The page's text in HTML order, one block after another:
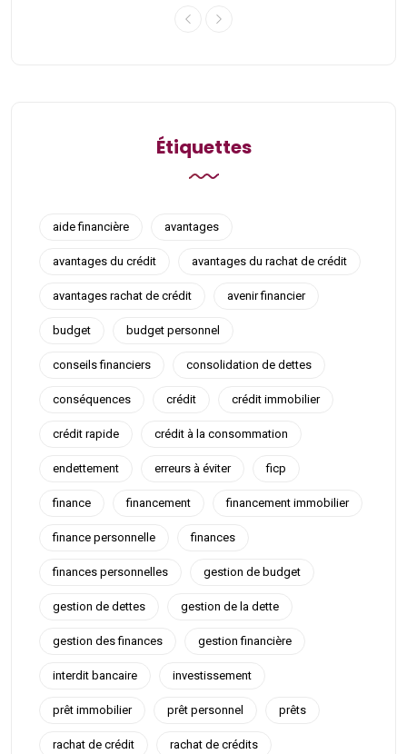
Étiquettes
aide financière avantages
avantages du crédit avantages du rachat de crédit
avantages rachat de crédit avenir financier
budget budget personnel
conseils financiers consolidation de dettes
conséquences crédit crédit immobilier
crédit rapide crédit à la consommation
endettement erreurs à éviter ficp
finance financement financement immobilier
finance personnelle finances
finances personnelles gestion de budget
gestion de dettes gestion de la dette
gestion des finances gestion financière
interdit bancaire investissement
prêt immobilier prêt personnel prêts
rachat de crédit rachat de crédits